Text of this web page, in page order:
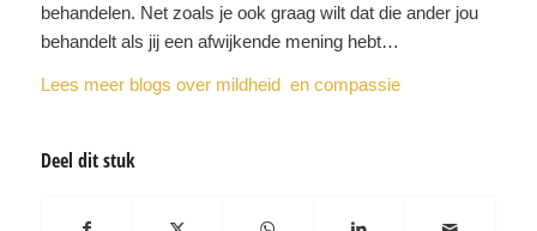
behandelen. Net zoals je ook graag wilt dat die ander jou
behandelt als jij een afwijkende mening hebt…
Lees meer blogs over mildheid en compassie
Deel dit stuk